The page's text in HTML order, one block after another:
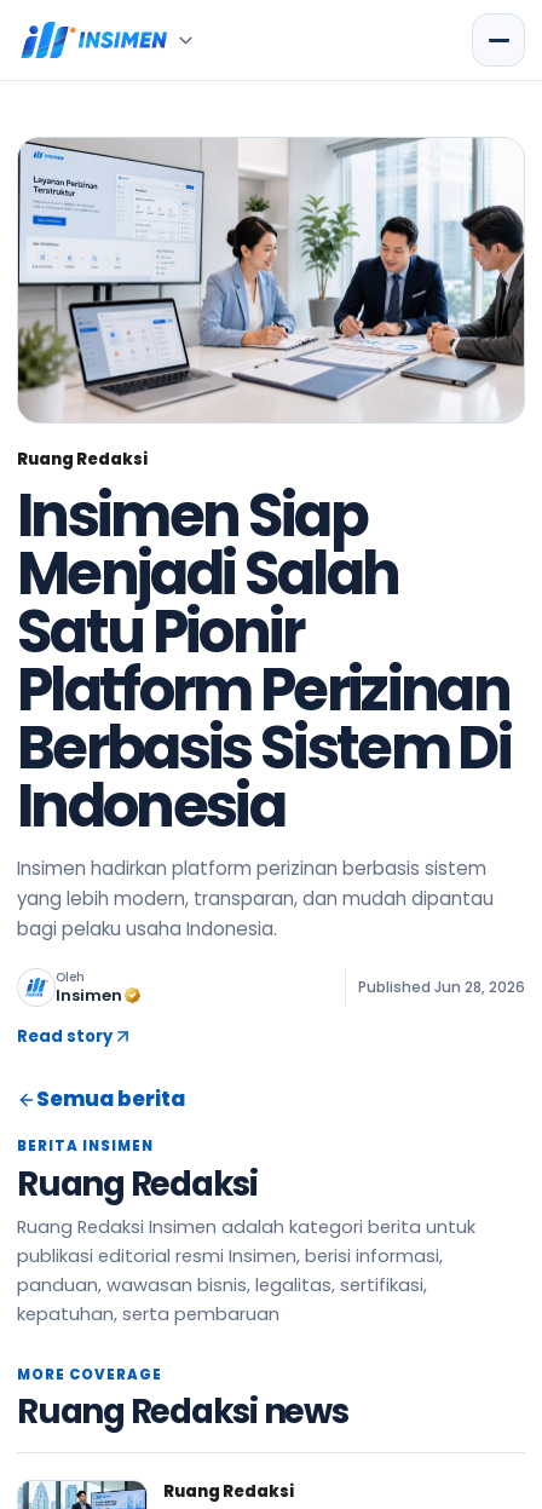
Ruang Redaksi
Insimen Siap
Menjadi Salah
Satu Pionir
Platform Perizinan
Berbasis Sistem Di
Indonesia
Insimen hadirkan platform perizinan berbasis sistem
yang lebih modern, transparan, dan mudah dipantau
bagi pelaku usaha Indonesia.
Oleh
Insimen Published Jun 28, 2026
Read story
Semua berita
BERITA INSIMEN
Ruang Redaksi
Ruang Redaksi Insimen adalah kategori berita untuk
publikasi editorial resmi Insimen, berisi informasi,
panduan, wawasan bisnis, legalitas, sertifikasi,
kepatuhan, serta pembaruan
MORE COVERAGE
Ruang Redaksi news
Ruang Redaksi